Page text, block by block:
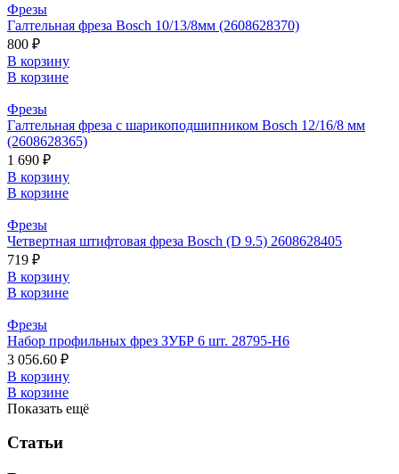
Фрезы
Галтельная фреза Bosch 10/13/8мм (2608628370)
800 ₽
В корзину
В корзине
Фрезы
Галтельная фреза с шарикоподшипником Bosch 12/16/8 мм
(2608628365)
1 690 ₽
В корзину
В корзине
Фрезы
Четвертная штифтовая фреза Bosch (D 9.5) 2608628405
719 ₽
В корзину
В корзине
Фрезы
Набор профильных фрез ЗУБР 6 шт. 28795-H6
3 056.60 ₽
В корзину
В корзине
Показать ещё
Статьи